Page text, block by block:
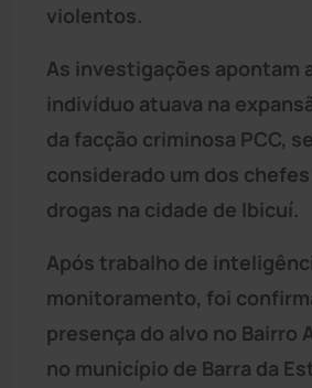
violentos.
As investigações apontam
indivíduo atuava na
da facção criminosa PCC,
considerado um dos
drogas na cidade de Ibicuí.
Após trabalho de
monitoramento, foi
presença do alvo no Bairro
no município de Barra da